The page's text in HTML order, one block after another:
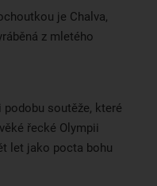
je Chalva,
z mletého
soutěže, které
řecké Olympii
let jako pocta bohu